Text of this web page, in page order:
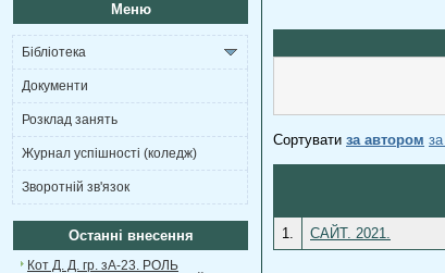
Меню
Бібліотека
Документи
Розклад занять
Журнал успішності (коледж)
Зворотній зв'язок
Останні внесення
Кот Д. Д. гр. зА-23. РОЛЬ
Сортувати за автором
1. САЙТ. 2021.